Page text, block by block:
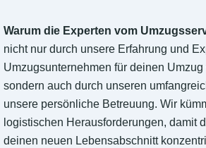
Warum die Experten vom
nicht nur durch unsere Erfahrung und
Umzugsunternehmen für deinen
sondern auch durch unseren
unsere persönliche Betreuung. Wir
logistischen Herausforderungen, damit
deinen neuen Lebensabschnitt